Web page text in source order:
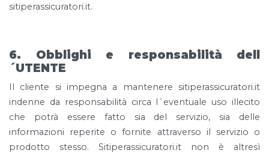
sitiperassicuratori.it.
6. Obblighi e responsabilità dell
´UTENTE
Il cliente si impegna a mantenere sitiperassicuratori.it
indenne da responsabilità circa l´eventuale uso illecito
che potrà essere fatto sia del servizio, sia delle
informazioni reperite o fornite attraverso il servizio o
prodotto stesso. Sitiperassicuratori.it non è altresì